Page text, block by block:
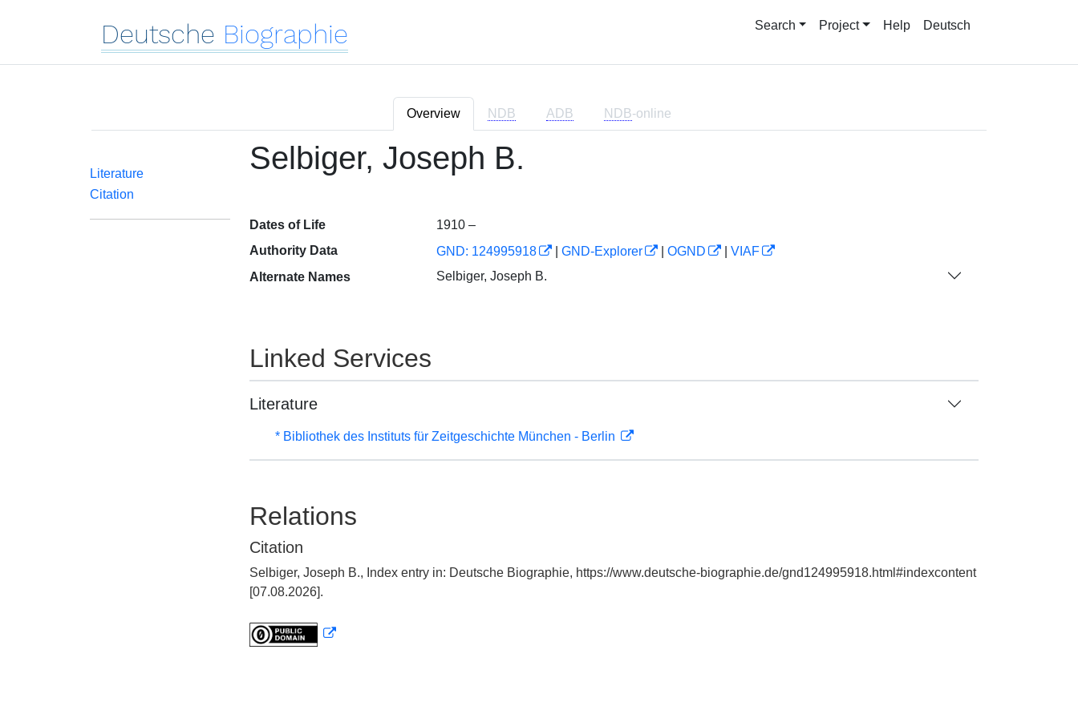
Deutsche Biographie Search Project Help Deutsch
Overview NDB ADB NDB-online
Literature
Citation
Selbiger, Joseph B.
Dates of Life
1910 –
Authority Data
GND: 124995918 GND-Explorer OGND
VIAF
Alternate Names
Selbiger, Joseph B.
Linked Services
Literature
* Bibliothek des Instituts für Zeitgeschichte München - Berlin
Relations
Citation
Selbiger, Joseph B., Index entry in: Deutsche Biographie, https://www.deutsche-biographie.de/gnd124995918.html#indexcontent
[07.08.2026].